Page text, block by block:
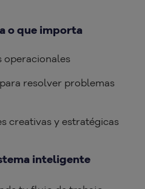
o que importa
operacionales
resolver problemas
creativas y estratégicas
inteligente